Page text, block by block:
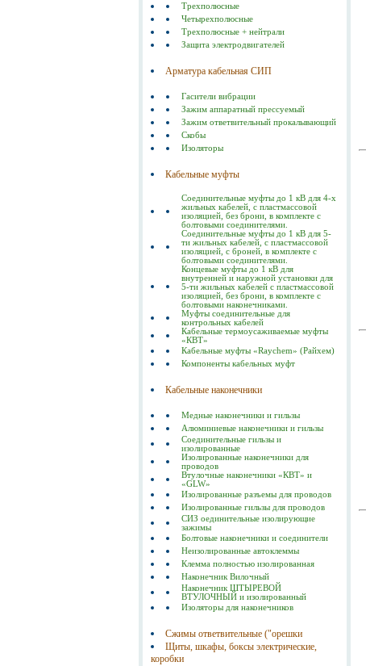
Трехполюсные
Четырехполюсные
Трехполюсные + нейтрали
Защита электродвигателей
Арматура кабельная СИП
Гасители вибрации
Зажим аппаратный прессуемый
Зажим ответвительный прокалывающий
Скобы
Изоляторы
Кабельные муфты
Соединительные муфты до 1 кВ для 4-х
жильных кабелей, с пластмассовой
изоляцией, без брони, в комплекте с
болтовыми соединителями.
Соединительные муфты до 1 кВ для 5-
ти жильных кабелей, с пластмассовой
изоляцией, с броней, в комплекте с
болтовыми соединителями.
Концевые муфты до 1 кВ для
внутренней и наружной установки для
5-ти жильных кабелей с пластмассовой
изоляцией, без брони, в комплекте с
болтовыми наконечниками.
Муфты соединительные для
контрольных кабелей
Кабельные термоусаживаемые муфты
«КВТ»
Кабельные муфты «Raychem» (Райхем)
Компоненты кабельных муфт
Кабельные наконечники
Медные наконечники и гильзы
Алюминиевые наконечники и гильзы
Соединительные гильзы и
изолированные
Изолированные наконечники для
проводов
Втулочные наконечники «КВТ» и
«GLW»
Изолированные разъемы для проводов
Изолированные гильзы для проводов
СИЗ оединительные изолирующие
зажимы
Болтовые наконечники и соединители
Неизолированные автоклеммы
Клемма полностью изолированная
Наконечник Вилочный
Наконечник ШТЫРЕВОЙ
ВТУЛОЧНЫЙ и изолированный
Изоляторы для наконечников
Сжимы ответвительные ("орешки
Щиты, шкафы, боксы электрические,
коробки